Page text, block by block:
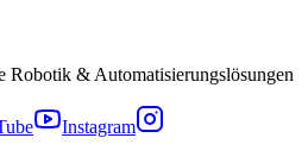
& Automatisierungslösungen
Instagram